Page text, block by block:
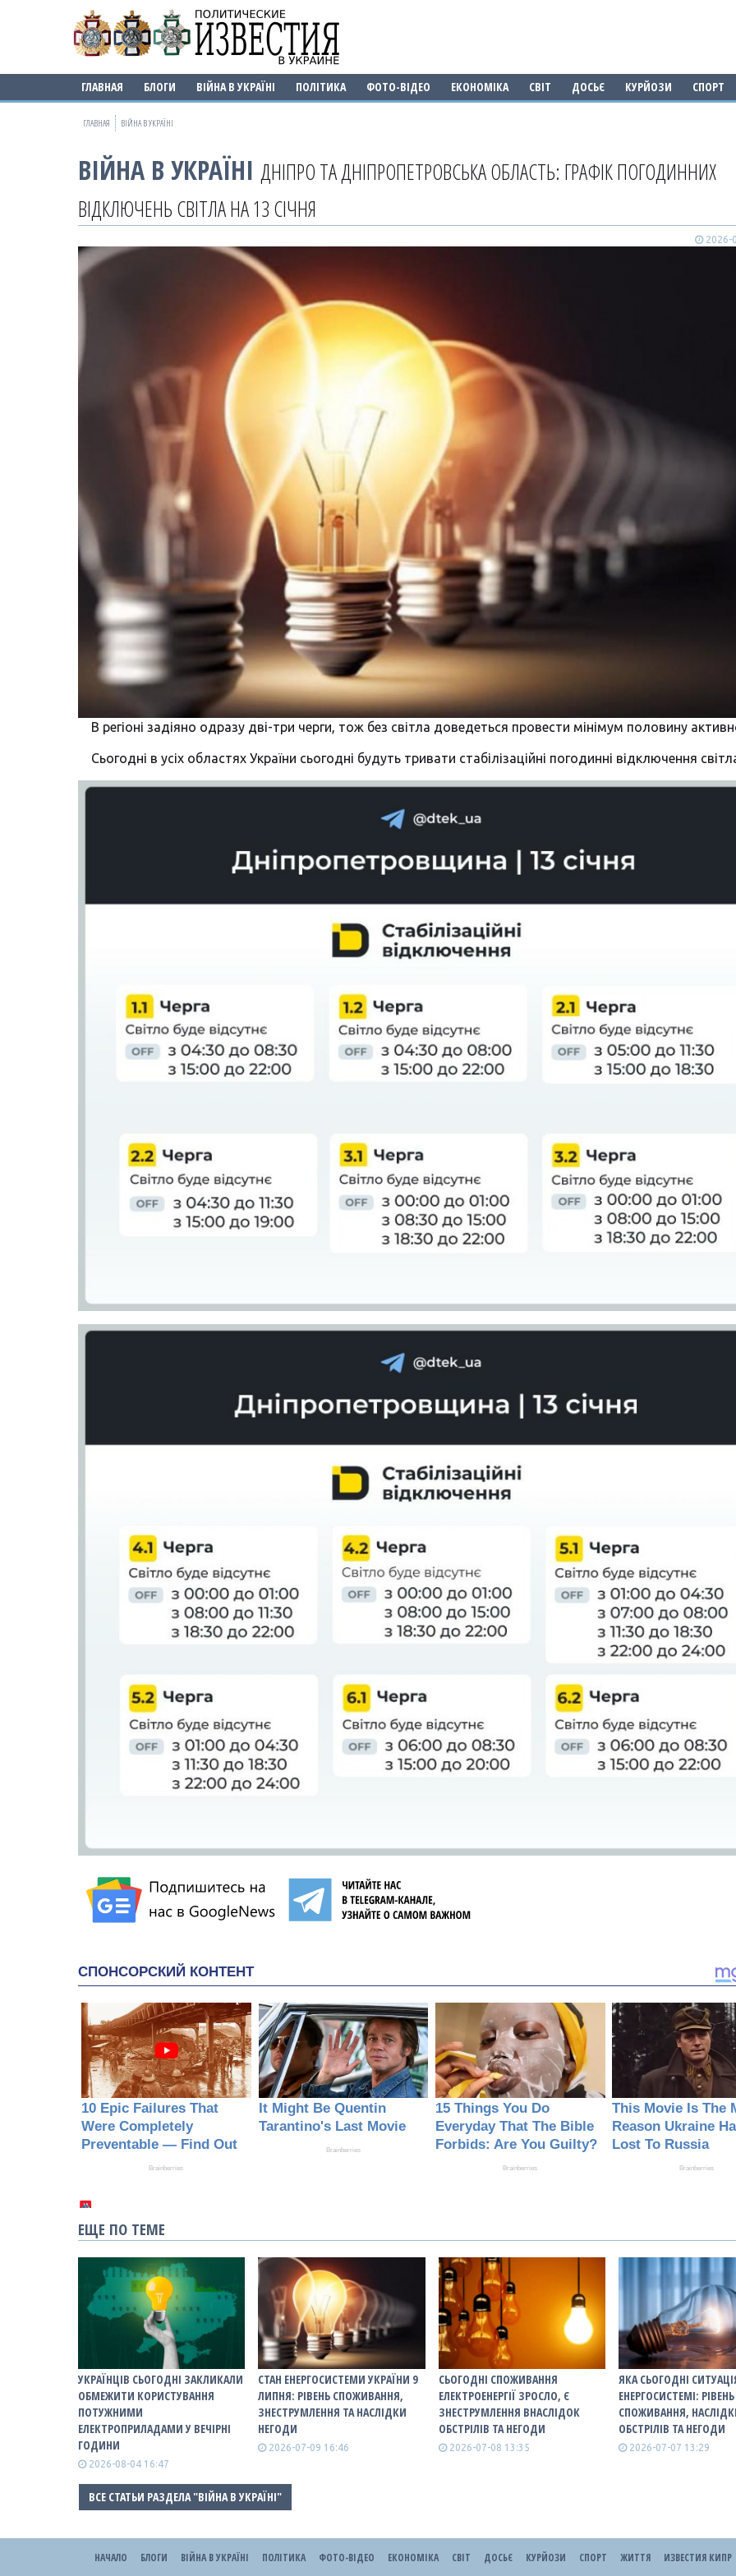
ГЛАВНАЯ БЛОГИ ВІЙНА В УКРАЇНІ ПОЛІТИКА ФОТО-ВІДЕО ЕКОНОМІКА СВІТ ДОСЬЄ КУРЙОЗИ СПОРТ
ГЛАВНАЯ ВІЙНА В УКРАЇНІ
ВІЙНА В УКРАЇНІ ДНІПРО ТА ДНІПРОПЕТРОВСЬКА ОБЛАСТЬ: ГРАФІК ПОГОДИННИХ
ВІДКЛЮЧЕНЬ СВІТЛА НА 13 СІЧНЯ
2026-
В регіоні задіяно одразу дві-три черги, тож без світла доведеться провести мінімум половину
Сьогодні в усіх областях України сьогодні будуть тривати стабілізаційні погодинні відключення
ЕЩЕ ПО ТЕМЕ
УКРАЇНЦІВ СЬОГОДНІ ЗАКЛИКАЛИ
ОБМЕЖИТИ КОРИСТУВАННЯ
ПОТУЖНИМИ
ЕЛЕКТРОПРИЛАДАМИ У ВЕЧІРНІ
ГОДИНИ
2026-08-04 16:47
СТАН ЕНЕРГОСИСТЕМИ УКРАЇНИ 9
ЛИПНЯ: РІВЕНЬ СПОЖИВАННЯ,
ЗНЕСТРУМЛЕННЯ ТА НАСЛІДКИ
НЕГОДИ
2026-07-09 16:46
СЬОГОДНІ СПОЖИВАННЯ
ЕЛЕКТРОЕНЕРГІЇ ЗРОСЛО, Є
ЗНЕСТРУМЛЕННЯ ВНАСЛІДОК
ОБСТРІЛІВ ТА НЕГОДИ
2026-07-08 13:35
ЯКА СЬОГОДНІ
ЕНЕРГОСИСТЕМІ: РІВЕНЬ
СПОЖИВАННЯ,
ОБСТРІЛІВ ТА НЕГОДИ
2026-07-07 13:29
ВСЕ СТАТЬИ РАЗДЕЛА "ВІЙНА В УКРАЇНІ"
НАЧАЛО БЛОГИ ВІЙНА В УКРАЇНІ ПОЛІТИКА ФОТО-ВІДЕО ЕКОНОМІКА СВІТ ДОСЬЄ КУРЙОЗИ СПОРТ ЖИТТЯ ИЗВЕСТИЯ КИПР